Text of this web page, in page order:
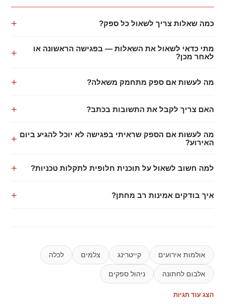
כמה שאלות צריך לשאול כל ספק?
מתי כדאי לשאול את השאלות — בפגישה הראשונה או
לאחר מכן?
מה לעשות אם ספק מתחמק משאלה?
האם צריך לקבל את התשובות בכתב?
מה לעשות אם הספק שראיתי בפגישה לא יוכל להגיע ביום
האירוע?
למה חשוב לשאול על תוכנית חלופית לתקלות טכניות?
איך בודקים אמינות רב מחתן?
אולמות אירועים קייטרינג צלמים לכלה
אלבום לחתונה ניהול ספקים
הצג עוד תגיות